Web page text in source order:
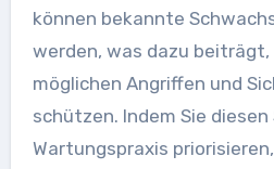
können bekannte
werden, was dazu beiträgt,
möglichen Angriffen und
schützen. Indem Sie
Wartungspraxis